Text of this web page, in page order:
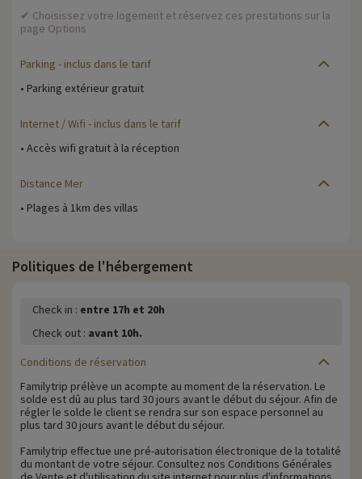
✔ Choisissez votre logement et réservez ces prestations sur la
page Options
Parking - inclus dans le tarif
• Parking extérieur gratuit
Internet / Wifi - inclus dans le tarif
• Accès wifi gratuit à la réception
Distance Mer
• Plages à 1km des villas
Politiques de l'hébergement
Check in : entre 17h et 20h
Check out : avant 10h.
Conditions de réservation
Familytrip prélève un acompte au moment de la réservation. Le
solde est dû au plus tard 30 jours avant le début du séjour. Afin de
régler le solde le client se rendra sur son espace personnel au
plus tard 30 jours avant le début du séjour.
Familytrip effectue une pré-autorisation électronique de la totalité
du montant de votre séjour. Consultez nos Conditions Générales